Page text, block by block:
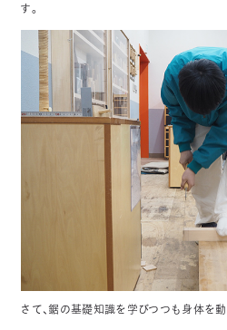
す。
さて、鋸の基礎知識を学びつつも身体を